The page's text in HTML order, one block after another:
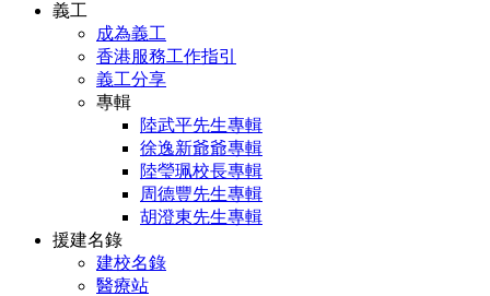
義工
成為義工
香港服務工作指引
義工分享
專輯
陸武平先生專輯
徐逸新爺爺專輯
陸瑩珮校長專輯
周德豐先生專輯
胡澄東先生專輯
援建名錄
建校名錄
醫療站